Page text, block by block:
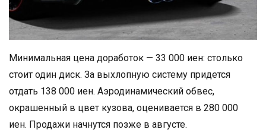
Минимальная цена доработок — 33 000 иен: столько
стоит один диск. За выхлопную систему придется
отдать 138 000 иен. Аэродинамический обвес,
окрашенный в цвет кузова, оценивается в 280 000
иен. Продажи начнутся позже в августе.